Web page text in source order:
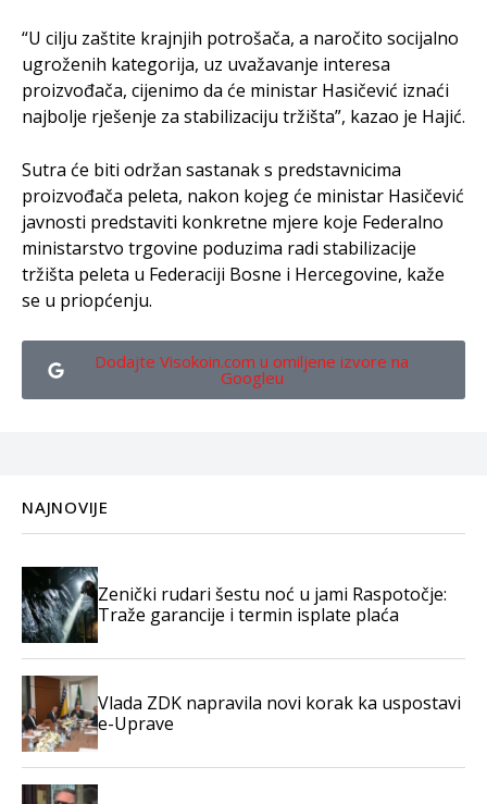
“U cilju zaštite krajnjih potrošača, a naročito socijalno
ugroženih kategorija, uz uvažavanje interesa
proizvođača, cijenimo da će ministar Hasičević iznaći
najbolje rješenje za stabilizaciju tržišta”, kazao je Hajić.
Sutra će biti održan sastanak s predstavnicima
proizvođača peleta, nakon kojeg će ministar Hasičević
javnosti predstaviti konkretne mjere koje Federalno
ministarstvo trgovine poduzima radi stabilizacije
tržišta peleta u Federaciji Bosne i Hercegovine, kaže
se u priopćenju.
Dodajte Visokoin.com u omiljene izvore na
Googleu
NAJNOVIJE
Zenički rudari šestu noć u jami Raspotočje:
Traže garancije i termin isplate plaća
Vlada ZDK napravila novi korak ka uspostavi
e-Uprave